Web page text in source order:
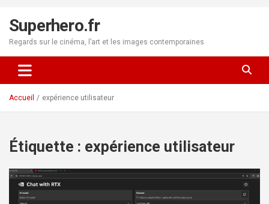
contenu
Superhero.fr
Regards sur le cinéma, l’art et les images contemporaines
Accueil expérience utilisateur
Étiquette : expérience utilisateur